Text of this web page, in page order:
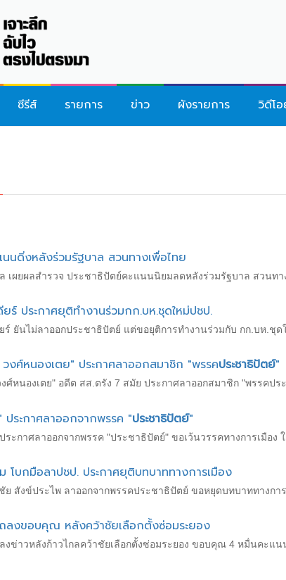
ซีรีส์ รายการ ข่าว ผังรายการ วิดีโ
นนดิ่งหลังร่วมรัฐบาล สวนทางเพื่อไทย
เผยผลสำรวจ ประชาธิปัตย์คะแนนนิยมลดหลังร่วมรัฐบาล สวนทา
ยร์ ประกาศยุติทำงานร่วมกก.บห.ชุดใหม่ปชป.
ร์ ยันไม่ลาออกประชาธิปัตย์ แต่ขอยุติการทำงานร่วมกับ กก.บห.ชุด
งศ์หนองเตย" ประกาศลาออกสมาชิก "พรรคประชาธิปัตย์"
ศ์หนองเตย" อดีต สส.ตรัง 7 สมัย ประกาศลาออกสมาชิก "พรรค
ประกาศลาออกจากพรรค "ประชาธิปัตย์"
ระกาศลาออกจากพรรค "ประชาธิปัตย์" ขอเว้นวรรคทางการเมือง
โบกมือลาปชป. ประกาศยุติบทบาททางการเมือง
ย สังข์ประไพ ลาออกจากพรรคประชาธิปัตย์ ขอหยุดบทบาททางกา
ลงขอบคุณ หลังคว้าชัยเลือกตั้งซ่อมระยอง
งข่าวหลังก้าวไกลคว้าชัยเลือกตั้งซ่อมระยอง ขอบคุณ 4 หมื่นคะแ